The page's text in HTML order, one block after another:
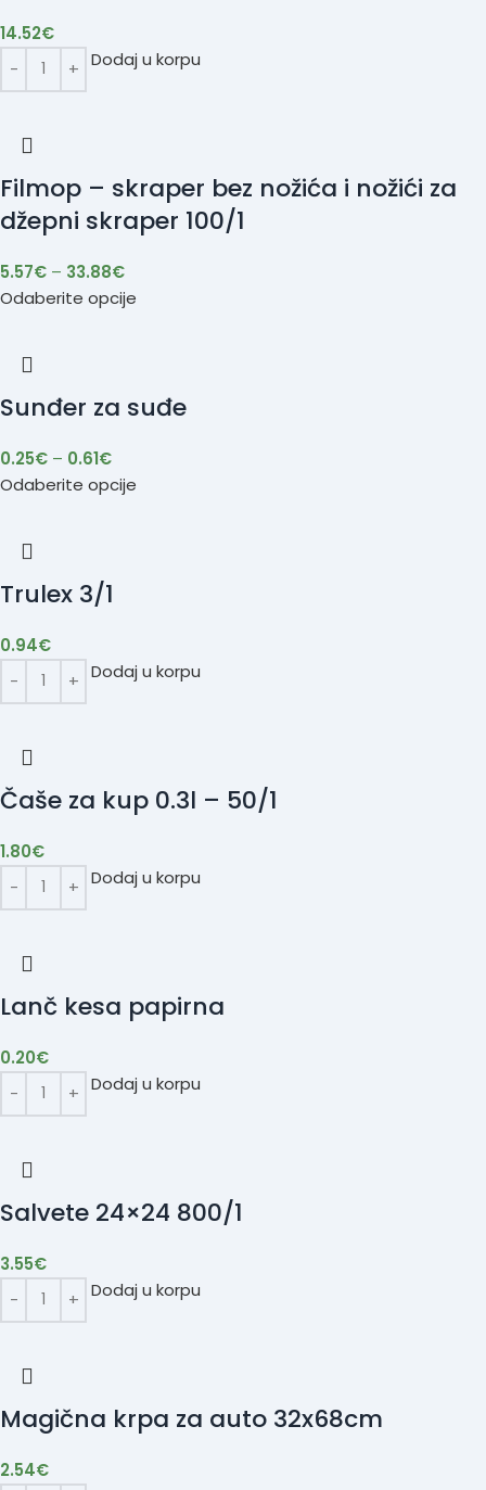
14.52€
Dodaj u korpu
Filmop – skraper bez nožića i nožići za
džepni skraper 100/1
5.57€ – 33.88€
Odaberite opcije
Sunđer za suđe
0.25€ – 0.61€
Odaberite opcije
Trulex 3/1
0.94€
Dodaj u korpu
Čaše za kup 0.3l – 50/1
1.80€
Dodaj u korpu
Lanč kesa papirna
0.20€
Dodaj u korpu
Salvete 24×24 800/1
3.55€
Dodaj u korpu
Magična krpa za auto 32x68cm
2.54€